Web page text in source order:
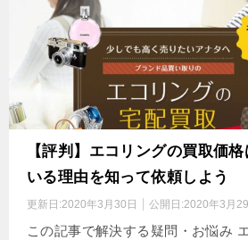
【評判】エコリングの買取価
いる理由を知って依頼しよう
更新日:2020年3月30日 公開日:2020年3月
この記事で解決する疑問・お悩み